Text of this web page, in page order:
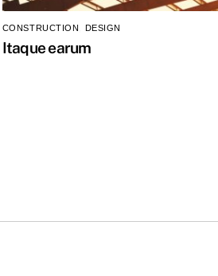
CONSTRUCTION DESIGN
Itaque earum